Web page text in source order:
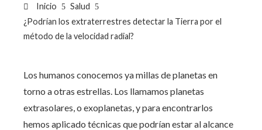
Inicio
Salud
¿Podrían los extraterrestres detectar la Tierra por el
método de la velocidad radial?
Los humanos conocemos ya millas de planetas en
torno a otras estrellas. Los llamamos planetas
extrasolares, o exoplanetas, y para encontrarlos
hemos aplicado técnicas que podrían estar al alcance